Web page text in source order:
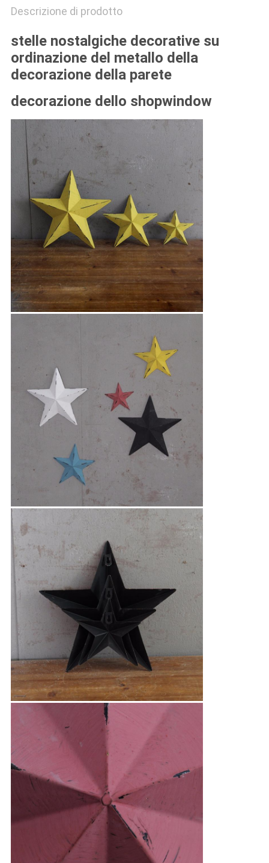
Descrizione di prodotto
stelle nostalgiche decorative su
ordinazione del metallo della
decorazione della parete
decorazione dello shopwindow